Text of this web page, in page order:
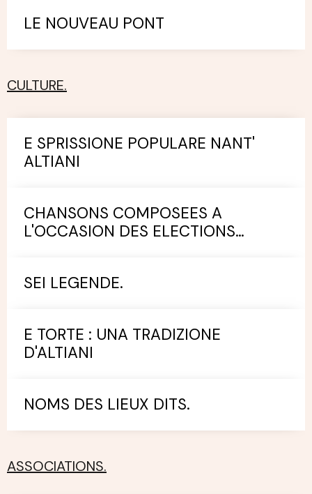
LE NOUVEAU PONT
CULTURE.
E SPRISSIONE POPULARE NANT'
ALTIANI
CHANSONS COMPOSEES A
L'OCCASION DES ELECTIONS
SEI LEGENDE.
E TORTE : UNA TRADIZIONE
D'ALTIANI
NOMS DES LIEUX DITS.
ASSOCIATIONS.